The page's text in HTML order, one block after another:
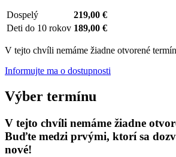
Dospelý
219,00 €
Deti do 10 rokov 189,00 €
V tejto chvíli nemáme žiadne otvorené
Informujte ma o dostupnosti
Výber termínu
V tejto chvíli nemáme žiadne
Buďte medzi prvými, ktorí sa
nové!